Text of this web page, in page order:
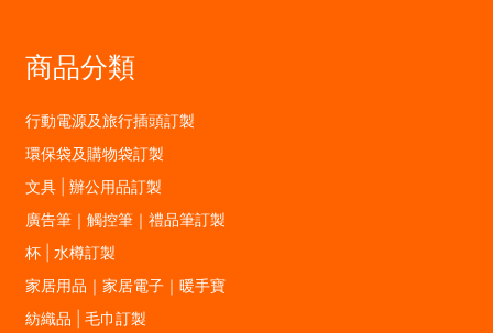
商品分類
行動電源及旅行插頭訂製
環保袋及購物袋訂製
文具 | 辦公用品訂製
廣告筆｜觸控筆｜禮品筆訂製
杯 | 水樽訂製
家居用品｜家居電子｜暖手寶
紡織品 | 毛巾訂製